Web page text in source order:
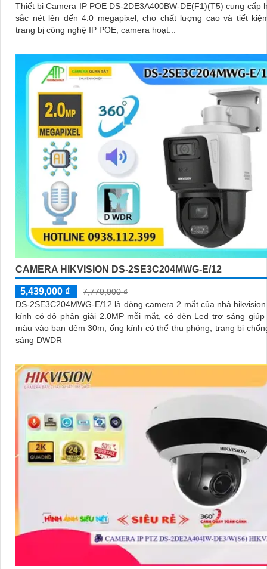
Thiết bị Camera IP POE DS-2DE3A400BW-DE(F1)(T5) cung cấp
sắc nét lên đến 4.0 megapixel, cho chất lượng cao và tiết kiệm.
trang bị công nghệ IP POE, camera hoạt...
CAMERA HIKVISION DS-2SE3C204MWG-E/12
5,439,000 ₫
7,770,000 ₫
DS-2SE3C204MWG-E/12 là dòng camera 2 mắt của nhà
kính có độ phân giải 2.0MP mỗi mắt, có đèn Led trợ sáng
màu vào ban đêm 30m, ống kính có thể thu phóng, trang bị
sáng DWDR